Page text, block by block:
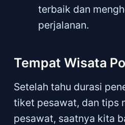
terbaik dan
perjalanan.
Tempat Wisata
Setelah tahu durasi
tiket pesawat, dan tips
pesawat, saatnya kita